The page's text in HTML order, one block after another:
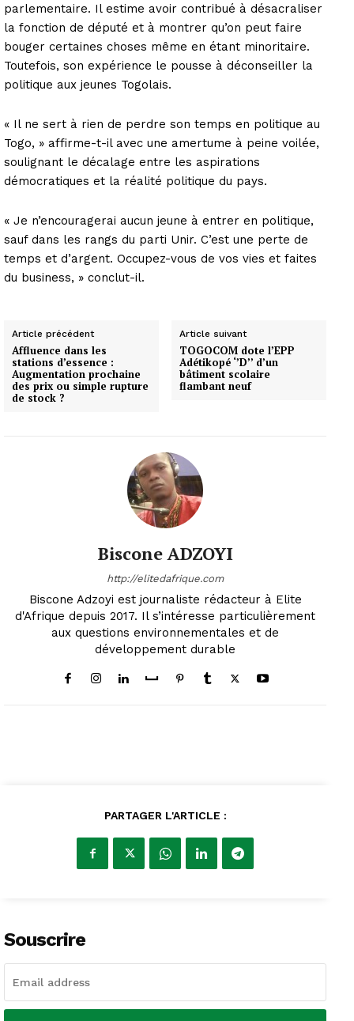
parlementaire. Il estime avoir contribué à désacraliser
la fonction de député et à montrer qu’on peut faire
bouger certaines choses même en étant minoritaire.
Toutefois, son expérience le pousse à déconseiller la
politique aux jeunes Togolais.
« Il ne sert à rien de perdre son temps en politique au
Togo, » affirme-t-il avec une amertume à peine voilée,
soulignant le décalage entre les aspirations
démocratiques et la réalité politique du pays.
« Je n’encouragerai aucun jeune à entrer en politique,
sauf dans les rangs du parti Unir. C’est une perte de
temps et d’argent. Occupez-vous de vos vies et faites
du business, » conclut-il.
Article précédent
Affluence dans les
stations d’essence :
Augmentation prochaine
des prix ou simple rupture
de stock ?
Article suivant
TOGOCOM dote l’EPP
Adétikopé ‘’D’’ d’un
bâtiment scolaire
flambant neuf
Biscone ADZOYI
http://elitedafrique.com
Biscone Adzoyi est journaliste rédacteur à Elite
d'Afrique depuis 2017. Il s’intéresse particulièrement
aux questions environnementales et de
développement durable
PARTAGER L'ARTICLE :
Souscrire